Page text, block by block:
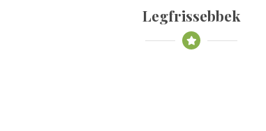
Legfrissebbek